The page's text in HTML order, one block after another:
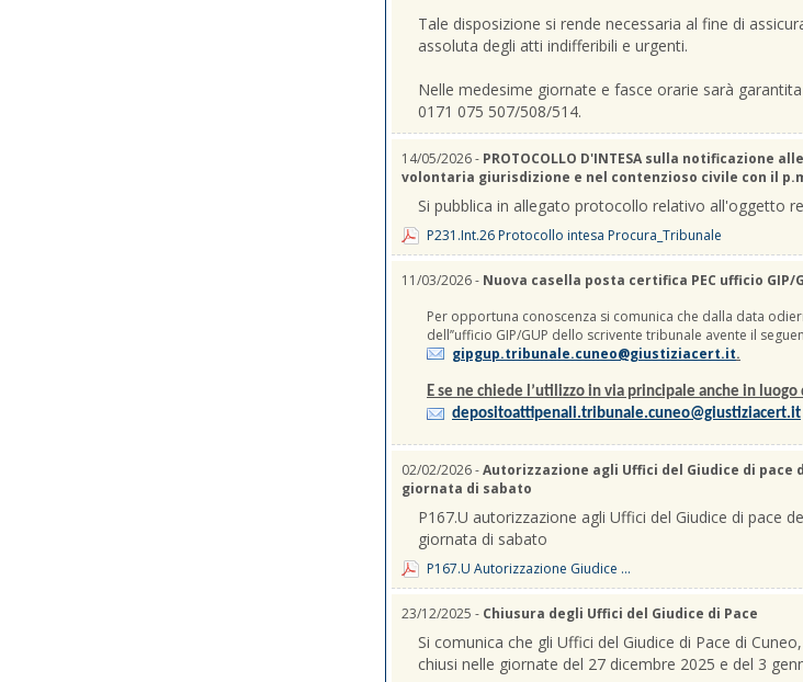
Tale disposizione si rende necessaria al fine di
assoluta degli atti indifferibili e urgenti.
Nelle medesime giornate e fasce orarie sarà
0171 075 507/508/514.
14/05/2026 - PROTOCOLLO D'INTESA sulla notificazione
volontaria giurisdizione e nel contenzioso civile con il
Si pubblica in allegato protocollo relativo all'oggetto
P231.Int.26 Protocollo intesa Procura_Tribunale
11/03/2026 - Nuova casella posta certifica PEC ufficio GIP/
Per opportuna conoscenza si comunica che dalla data
dell’’ufficio GIP/GUP dello scrivente tribunale avente il
gipgup.tribunale.cuneo@giustiziacert.it.
E se ne chiede l’utilizzo in via principale anche in luogo
depositoattipenali.tribunale.cuneo@giustiziacert.it
02/02/2026 -Autorizzazione agli Uffici del Giudice di pace
giornata di sabato
P167.U autorizzazione agli Uffici del Giudice di pace
giornata di sabato
P167.U Autorizzazione Giudice ...
23/12/2025 - Chiusura degli Uffici del Giudice di Pace
Si comunica che gli Uffici del Giudice di Pace di
chiusi nelle giornate del 27 dicembre 2025 e del 3